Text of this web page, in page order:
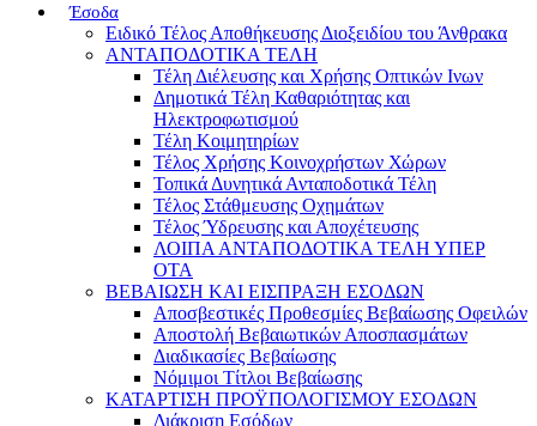
Έσοδα
Ειδικό Τέλος Αποθήκευσης Διοξειδίου του Άνθρακα
ΑΝΤΑΠΟΔΟΤΙΚΑ ΤΕΛΗ
Τέλη Διέλευσης και Χρήσης Οπτικών Ινων
Δημοτικά Τέλη Καθαριότητας και
Ηλεκτροφωτισμού
Τέλη Κοιμητηρίων
Τέλος Χρήσης Κοινοχρήστων Χώρων
Τοπικά Δυνητικά Ανταποδοτικά Τέλη
Τέλος Στάθμευσης Οχημάτων
Τέλος Ύδρευσης και Αποχέτευσης
ΛΟΙΠΑ ΑΝΤΑΠΟΔΟΤΙΚΑ ΤΕΛΗ ΥΠΕΡ
ΟΤΑ
ΒΕΒΑΙΩΣΗ ΚΑΙ ΕΙΣΠΡΑΞΗ ΕΣΟΔΩΝ
Αποσβεστικές Προθεσμίες Βεβαίωσης Οφειλών
Αποστολή Βεβαιωτικών Αποσπασμάτων
Διαδικασίες Βεβαίωσης
Νόμιμοι Τίτλοι Βεβαίωσης
ΚΑΤΑΡΤΙΣΗ ΠΡΟΫΠΟΛΟΓΙΣΜΟΥ ΕΣΟΔΩΝ
Διάκριση Εσόδων